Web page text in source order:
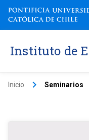
Instituto de
Inicio keyboard_arrow_right Seminarios